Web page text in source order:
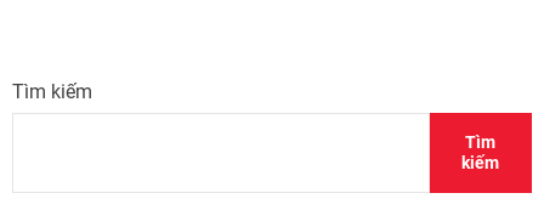
Tìm kiếm
Tìm
kiếm